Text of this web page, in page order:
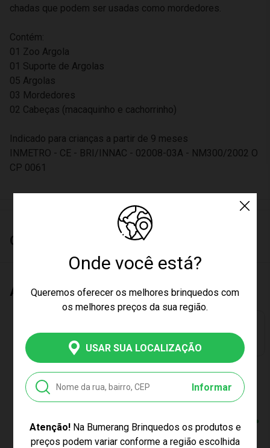
Onde você está?
Queremos oferecer os melhores brinquedos com
os melhores preços da sua região.
USAR SUA LOCALIZAÇÃO
Informar
Atenção!Na Bumerang Brinquedos os produtos e
preços podem variar conforme a região escolhida
chadas que podem ser usadas como mordedores.
Contém:
01 Zoo Argola
01 Suporte de Argolas
05 Argolas
03 Mordedores
02 Cabeças (macaquinho e cachorrinho)
Indicado para crianças a partir de 9 meses
INMETRO - CE - BRI/INNAC - 02008-03A - NM300/2002 O
CP 0061
Características
Aproveite e Compre Também
PREÇO EXCLUSIVO
BRINQUEDO DIDÁTICO
ZOO ARGOLAS 0866
TATETI
4x de R$ 24,99
sem juros no cartão